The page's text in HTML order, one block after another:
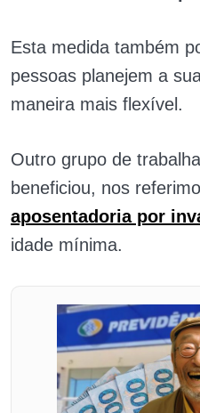
Esta medida também
pessoas planejem a
maneira mais flexível.
Outro grupo de
beneficiou, nos
aposentadoria por
idade mínima.